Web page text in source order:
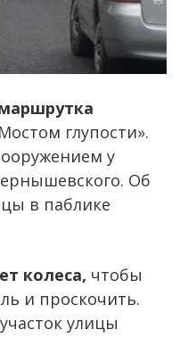
глупости».
у
Об
в паблике
колеса, чтобы
и проскочить.
улицы